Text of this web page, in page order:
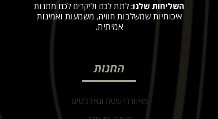
השליחות שלנו: לתת לכם וליקרים לכם מתנות
איכותיות שמשלבות חוויה, משמעות ואמינות
אמיתית.
החנות
מאווררי שטח וגאדג'טים